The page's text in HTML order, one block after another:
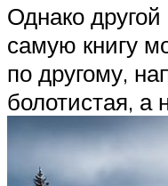
Однако
самую книгу
по другому,
болотистая, а